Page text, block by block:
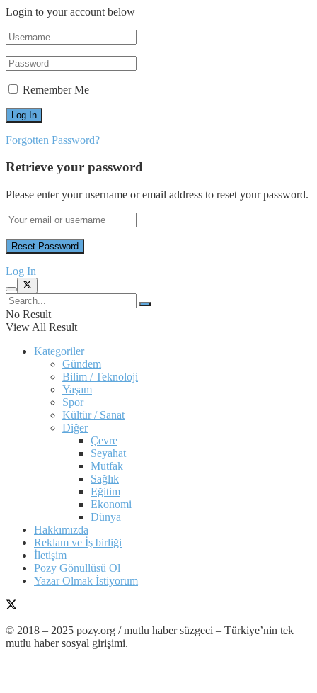
Login to your account below
Remember Me
Forgotten Password?
Retrieve your password
Please enter your username or email address to reset your password.
Log In
No Result
View All Result
Kategoriler
Gündem
Bilim / Teknoloji
Yaşam
Spor
Kültür / Sanat
Diğer
Çevre
Seyahat
Mutfak
Sağlık
Eğitim
Ekonomi
Dünya
Hakkımızda
Reklam ve İş birliği
İletişim
Pozy Gönüllüsü Ol
Yazar Olmak İstiyorum
© 2018 – 2025 pozy.org / mutlu haber süzgeci – Türkiye’nin tek
mutlu haber sosyal girişimi.